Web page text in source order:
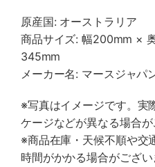
原産国: オーストラリア
商品サイズ: 幅200mm ×
345mm
メーカー名: マースジャパ
※写真はイメージです。実
ケージなどが異なる場合が
※商品在庫・天候不順や交
時間がかかる場合がござい